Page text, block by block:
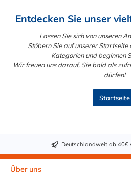
Entdecken Sie unser
Lassen Sie sich von unseren
Stöbern Sie auf unserer Startseite
Kategorien und beginnen
Wir freuen uns darauf, Sie bald als
dürfen!
Startseite
Deutschlandweit ab 40€
Über uns